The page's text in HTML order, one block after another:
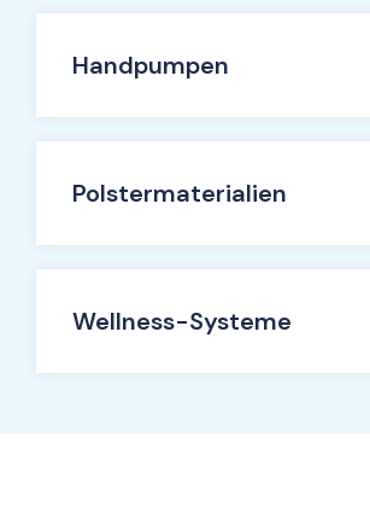
Handpumpen
Polstermaterialien
Wellness-Systeme